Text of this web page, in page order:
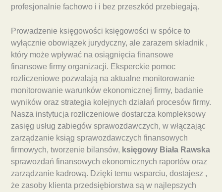
profesjonalnie fachowo i i bez przeszkód przebiegają.
Prowadzenie księgowości księgowości w spółce to
wyłącznie obowiązek jurydyczny, ale zarazem składnik ,
który może wpływać na osiągnięcia finansowe
finansowe firmy organizacji. Eksperckie pomoc
rozliczeniowe pozwalają na aktualne monitorowanie
monitorowanie warunków ekonomicznej firmy, badanie
wyników oraz strategia kolejnych działań procesów firmy.
Nasza instytucja rozliczeniowe dostarcza kompleksowy
zasięg usług zabiegów sprawozdawczych, w włączając
zarządzanie ksiąg sprawozdawczych finansowych
firmowych, tworzenie bilansów, księgowy Biała Rawska
sprawozdań finansowych ekonomicznych raportów oraz
zarządzanie kadrową. Dzięki temu wsparciu, dostajesz ,
że zasoby klienta przedsiębiorstwa są w najlepszych